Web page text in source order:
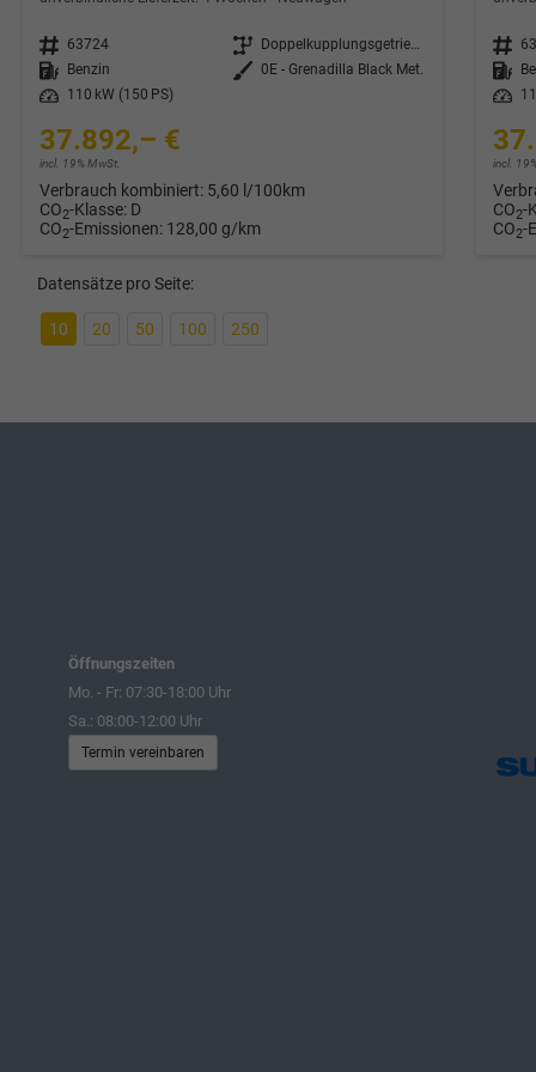
Fahrzeugnr. 63724 Getriebe
Doppelkupplungsgetriebe (DSG)
Kraftstoff
Benzin Außenfarbe 0E - Grenadilla Black Met.
Leistung
110 kW (150 PS)
37.892,– €
incl. 19% MwSt.
Verbrauch kombiniert: 5,60 l/100km
CO2-Klasse: D
CO2-Emissionen: 128,00 g/km
Fahrzeugnr.
Kraftstoff
Leistung
incl.
CO2-
CO2-
Datensätze pro Seite:
10 20 50 100 250
Öffnungszeiten
Mo. - Fr: 07:30-18:00 Uhr
Sa.: 08:00-12:00 Uhr
Termin vereinbaren